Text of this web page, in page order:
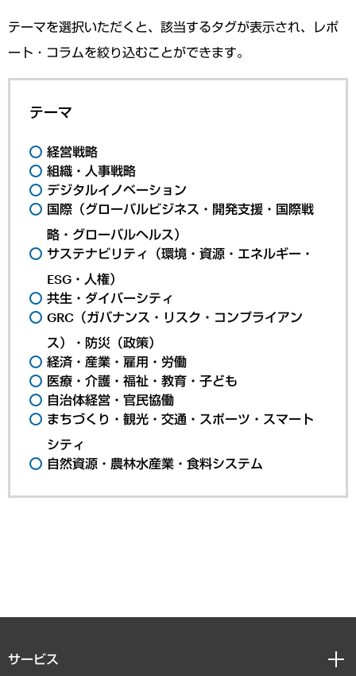
テーマを選択いただくと、該当するタグが表示され、レポ
ート・コラムを絞り込むことができます。
テーマ
経営戦略
組織・人事戦略
デジタルイノベーション
国際（グローバルビジネス・開発支援・国際戦
略・グローバルヘルス）
サステナビリティ（環境・資源・エネルギー・
ESG・人権）
共生・ダイバーシティ
GRC（ガバナンス・リスク・コンプライアン
ス）・防災（政策）
経済・産業・雇用・労働
医療・介護・福祉・教育・子ども
自治体経営・官民協働
まちづくり・観光・交通・スポーツ・スマート
シティ
自然資源・農林水産業・食料システム
サービス